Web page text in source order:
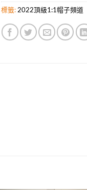
標籤: 2022頂級1:1帽子頻道